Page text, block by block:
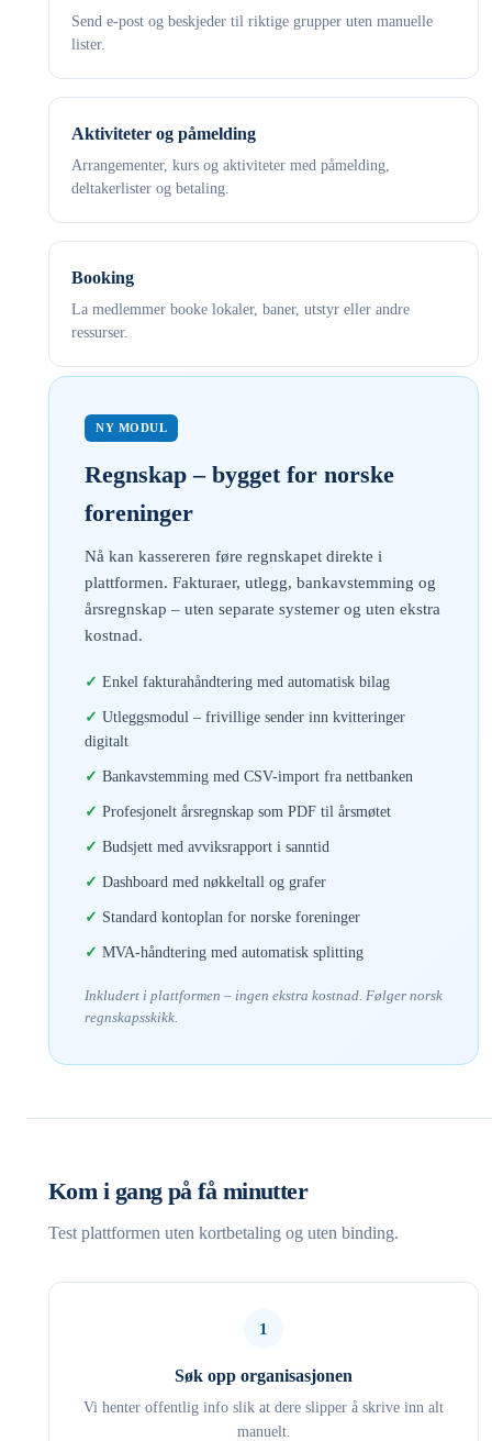
Send e-post og beskjeder til riktige grupper uten manuelle
lister.
Aktiviteter og påmelding
Arrangementer, kurs og aktiviteter med påmelding,
deltakerlister og betaling.
Booking
La medlemmer booke lokaler, baner, utstyr eller andre
ressurser.
NY MODUL
Regnskap – bygget for norske
foreninger
Nå kan kassereren føre regnskapet direkte i
plattformen. Fakturaer, utlegg, bankavstemming og
årsregnskap – uten separate systemer og uten ekstra
kostnad.
Enkel fakturahåndtering med automatisk bilag
Utleggsmodul – frivillige sender inn kvitteringer
digitalt
Bankavstemming med CSV-import fra nettbanken
Profesjonelt årsregnskap som PDF til årsmøtet
Budsjett med avviksrapport i sanntid
Dashboard med nøkkeltall og grafer
Standard kontoplan for norske foreninger
MVA-håndtering med automatisk splitting
Inkludert i plattformen – ingen ekstra kostnad. Følger norsk
regnskapsskikk.
Kom i gang på få minutter
Test plattformen uten kortbetaling og uten binding.
1
Søk opp organisasjonen
Vi henter offentlig info slik at dere slipper å skrive inn alt
manuelt.